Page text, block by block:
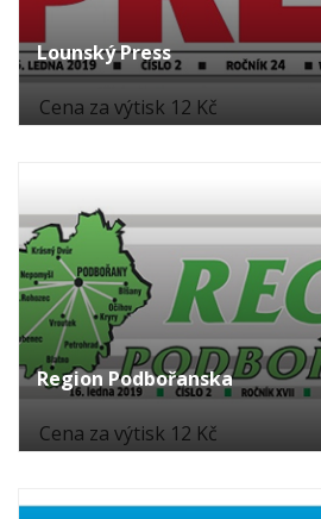
Lounský Press
Cena za výtisk 12 Kč
Region Podbořanska
Cena za výtisk 12 Kč